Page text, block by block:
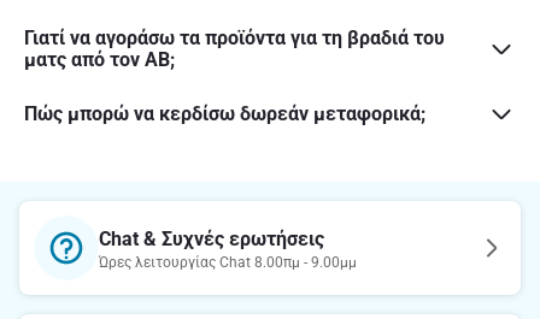
Γιατί να αγοράσω τα προϊόντα για τη βραδιά του
ματς από τον ΑΒ;
Πώς μπορώ να κερδίσω δωρεάν μεταφορικά;
Chat & Συχνές ερωτήσεις
Ώρες λειτουργίας Chat 8.00πμ - 9.00μμ